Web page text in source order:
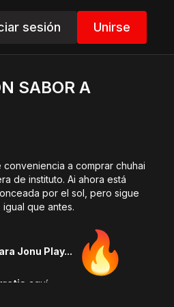
sesión Unirse
SABOR A
a comprar chuhai
de instituto. Ai ahora está
por el sol, pero sigue
que antes.
Jonu Play...
aquí.